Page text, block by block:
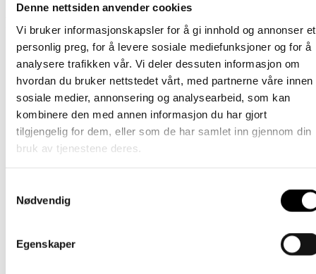
Denne nettsiden anvender cookies
Vi bruker informasjonskapsler for å gi innhold og annonser et
personlig preg, for å levere sosiale mediefunksjoner og for å
analysere trafikken vår. Vi deler dessuten informasjon om
hvordan du bruker nettstedet vårt, med partnerne våre innen
sosiale medier, annonsering og analysearbeid, som kan
kombinere den med annen informasjon du har gjort
tilgjengelig for dem, eller som de har samlet inn gjennom din
bruk av tjenestene deres.
Nødvendig
Egenskaper
Relaterte produkter
Cap
Cap – Rosa
kr inkl. mødre Velg alternativ
Dette
produktet
Barn